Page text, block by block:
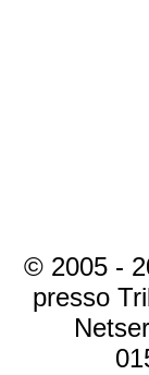
© 2005 -
presso